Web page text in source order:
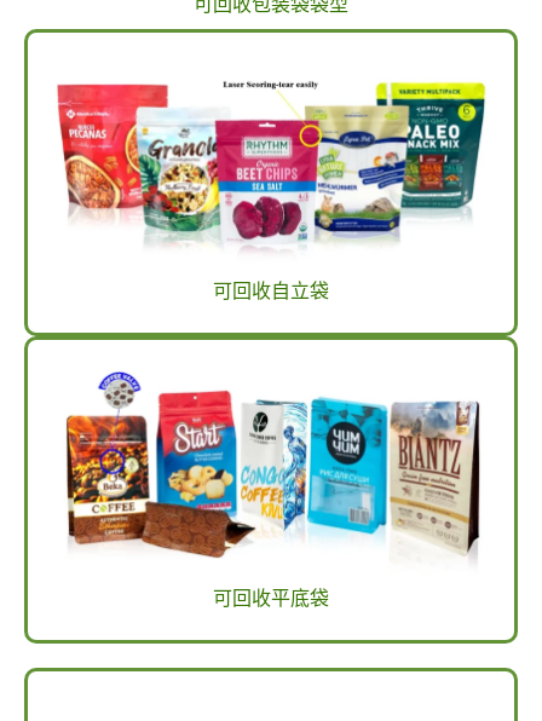
可回收包装袋袋型
可回收自立袋
可回收平底袋